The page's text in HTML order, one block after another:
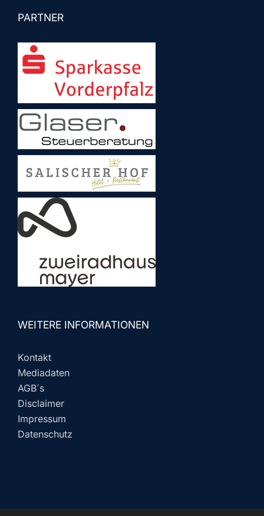
PARTNER
WEITERE INFORMATIONEN
Kontakt
Mediadaten
AGB´s
Disclaimer
Impressum
Datenschutz